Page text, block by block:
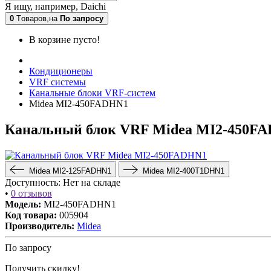
Я ищу, например, Daichi
0 Tоваров,на По запросу
В корзине пусто!
Кондиционеры
VRF системы
Канальные блоки VRF-систем
Midea MI2-450FADHN1
Канальный блок VRF Midea MI2-
Midea MI2-125FADHN1 Midea MI2-400T1DHN1
Доступность: Нет на складе
• 0 отзывов
Модель: MI2-450FADHN1
Код товара: 005904
Производитель: Midea
По запросу
Получить скидку!